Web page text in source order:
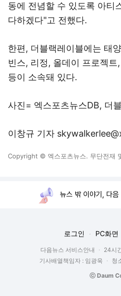
동에 전념할 수 있도록 아티
다하겠다"고 전했다.
한편, 더블랙레이블에는 태
빈스, 리정, 올데이 프로젝
등이 소속돼 있다.
사진= 엑스포츠뉴스DB, 더
이창규 기자
Copyright © 엑스포츠뉴스. 무단전재
뉴스 밖 이야기, 다음
로그인 PC화면
다음뉴스 서비스안내 24시
기사배열책임자 : 임광욱
청
ⓒ Daum